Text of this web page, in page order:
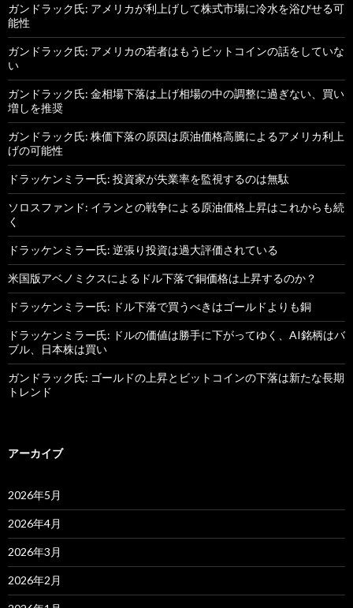
ガンドラック氏: アメリカが利上げして株式市場に冷水を浴びせる可
能性
ガンドラック氏: アメリカの若者はもうビットコインの話をしていな
い
ガンドラック氏: 金相場下落は上げ相場の中の調整に過ぎない、買い
増しを推奨
ガンドラック氏: 株価下落の原因は原油価格高騰によるアメリカ利上
げの可能性
ドラッケンミラー氏: 投資家が失業率を監視するのは無駄
ソロスファンド: イランとの戦争による原油価格上昇はこれからも続
く
ドラッケンミラー氏: 逆張り投資は過大評価されている
米国版アベノミクスによるドル下落で銅価格は上昇するのか？
ドラッケンミラー氏: ドル下落で買うべきはゴールドよりも銅
ドラッケンミラー氏: ドルの価値は勝手に下がってゆく、AI銘柄はバ
ブル、日本株は買い
ガンドラック氏: ゴールドの上昇とビットコインの下落は新たな長期
トレンド
アーカイブ
2026年5月
2026年4月
2026年3月
2026年2月